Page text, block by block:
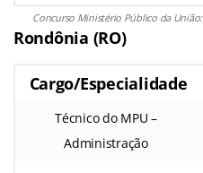
Concurso Ministério Público da
Rondônia (RO)
Cargo/Especialidade
Técnico do MPU –
Administração